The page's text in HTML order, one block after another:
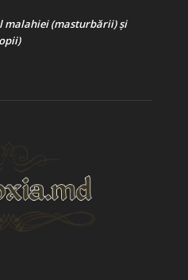
malahiei (masturbării) şi